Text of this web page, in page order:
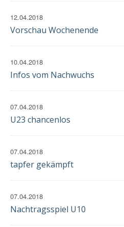
12.04.2018
Vorschau Wochenende
10.04.2018
Infos vom Nachwuchs
07.04.2018
U23 chancenlos
07.04.2018
tapfer gekämpft
07.04.2018
Nachtragsspiel U10